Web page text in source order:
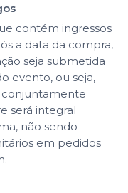
contém ingressos
a data da compra,
seja submetida
evento, ou seja,
conjuntamente
será integral
não sendo
em pedidos